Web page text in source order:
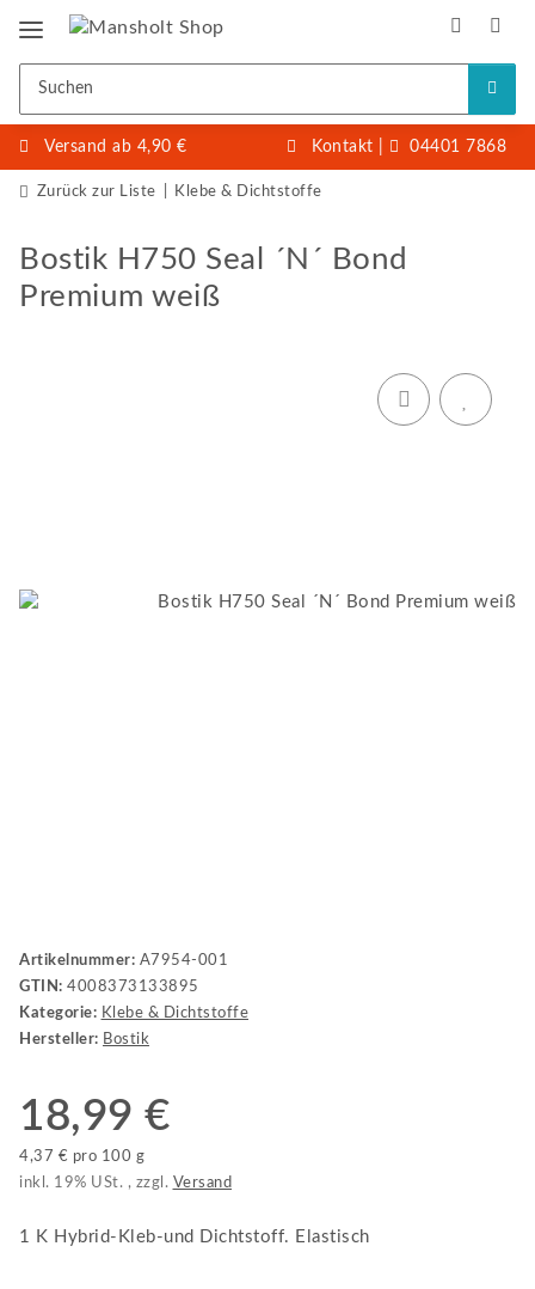
Versand ab 4,90 € Kontakt 04401 7868
Zurück zur Liste Klebe & Dichtstoffe
Bostik H750 Seal ´N´ Bond
Premium weiß
Artikelnummer: A7954-001
GTIN: 4008373133895
Kategorie: Klebe & Dichtstoffe
Hersteller: Bostik
18,99 €
4,37 € pro 100 g
inkl. 19% USt. , zzgl. Versand
1 K Hybrid-Kleb-und Dichtstoff. Elastisch